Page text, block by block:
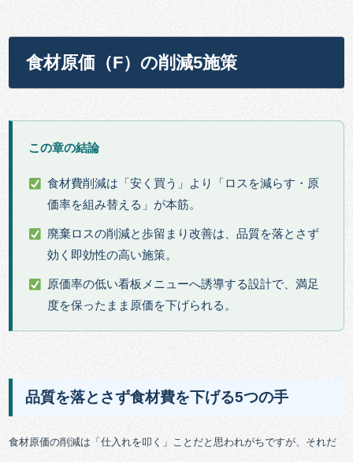
食材原価（F）の削減5施策
この章の結論
食材費削減は「安く買う」より「ロスを減らす・原
価率を組み替える」が本筋。
廃棄ロスの削減と歩留まり改善は、品質を落とさず
効く即効性の高い施策。
原価率の低い看板メニューへ誘導する設計で、満足
度を保ったまま原価を下げられる。
品質を落とさず食材費を下げる5つの手
食材原価の削減は「仕入れを叩く」ことだと思われがちですが、それだ